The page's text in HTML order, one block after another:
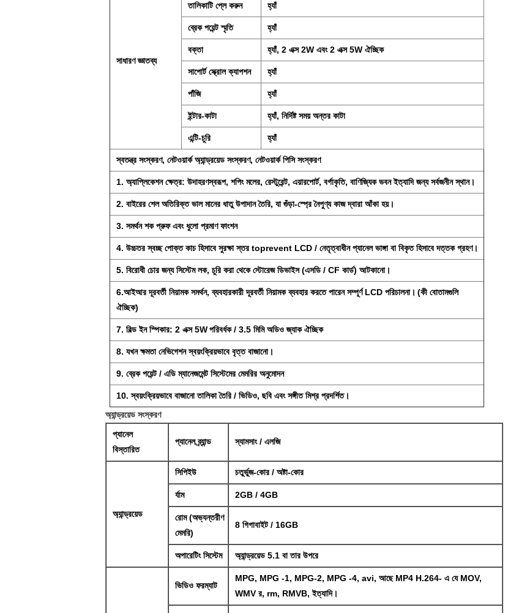
সাধারণ জ্ঞাতব্য
তালিকাটি প্লে করুন হ্যাঁ
ব্রেক পয়েন্ট স্মৃতি হ্যাঁ
বক্তা হ্যাঁ, 2 এক্স 2W এবং 2 এক্স 5W ঐচ্ছিক
সাপোর্ট স্ক্রোল ক্যাপশন হ্যাঁ
পাঁজি হ্যাঁ
ইন্টার-কাটা হ্যাঁ, নির্দিষ্ট সময় অন্তর কাটা
এন্টি-চুরি হ্যাঁ
স্বতন্ত্র সংস্করণ, নেটওয়ার্ক অ্যান্ড্রয়েড সংস্করণ, নেটওয়ার্ক পিসি সংস্করণ
1. অ্যাপ্লিকেশন ক্ষেত্র: উদাহরণস্বরূপ, শপিং মলের, রেস্টুরেন্ট, এয়ারপোর্ট, বর্গাকৃতি, বাণিজ্যিক ভবন ইত্যাদি জন্য সর্বজনীন স্থান।
2. বাইরের শেল অতিরিক্ত ভাল মানের ধাতু উপাদান তৈরি, যা গুঁড়া-স্প্রে নৈপুণ্য কাজ দ্বারা আঁকা হয়।
3. সমর্থন শক প্রুফ এবং ধুলো প্রমাণ ফাংশন
4. উচ্চতর স্বচ্ছ পোক্ত কাচ হিসাবে সুরক্ষা স্তর toprevent LCD / নেতৃত্বাধীন প্যানেল ভাঙ্গা বা বিকৃত হিসাবে দত্তক গ্রহণ।
5. বিরোধী চোর জন্য সিস্টেম লক, চুরি করা থেকে স্টোরেজ ডিভাইস (এসডি / CF কার্ড) আটকানো।
6.আইআর দূরবর্তী নিয়ামক সমর্থন, ব্যবহারকারী দূরবর্তী নিয়ামক ব্যবহার করতে পারেন সম্পূর্ণ LCD পরিচালনা। (কী বোতামগুলি
ঐচ্ছিক)
7. বিল্ড ইন স্পিকার: 2 এক্স 5Wপরিবর্ধক / 3.5 মিমি অডিও জ্যাক ঐচ্ছিক
8. যখন ক্ষমতা নেভিগেশন স্বয়ংক্রিয়ভাবে বৃত্ত বাজানো।
9. ব্রেক পয়েন্ট / এডি ম্যানেজমেন্ট সিস্টেমের মেমরির অনুমোদন
10. স্বয়ংক্রিয়ভাবে বাজানো তালিকা তৈরি / ভিডিও, ছবি এবং সঙ্গীত মিশ্র প্রদর্শিত।
অ্যান্ড্রয়েড সংস্করণ
প্যানেল
বিস্তারিত
প্যানেল ব্র্যান্ড স্যামসাং / এলজি
অ্যান্ড্রয়েড
সিপিইউ চতুর্ভুজ-কোর / অষ্টা-কোর
র্যাম 2GB / 4GB
রোম (অভ্যন্তরীণ
মেমরি)
8 গিগাবাইট / 16GB
অপারেটিং সিস্টেম অ্যান্ড্রয়েড 5.1 বা তার উপরে
ভিডিও ফরম্যাট
MPG, MPG -1, MPG-2, MPG -4, avi, আছে MP4 H.264- এ যে MOV,
WMV র, rm, RMVB, ইত্যাদি।